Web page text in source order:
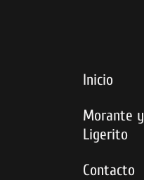
Inicio
Morante y
Ligerito
Contacto